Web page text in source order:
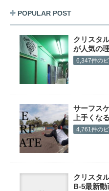
POPULAR POST
クリスタ
が人気の
6,347件の
サーフス
上手くな
4,761件の
クリスタ
B-5最新動